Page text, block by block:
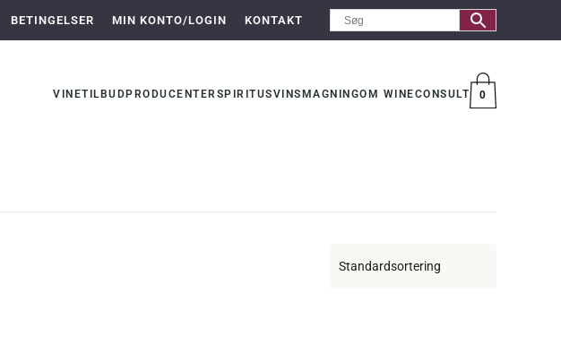
BETINGELSER MIN KONTO/LOGIN KONTAKT
VINETILBUD PRODUCENTERSPIRITUSVINSMAGNINGOM WINECONSULT 0